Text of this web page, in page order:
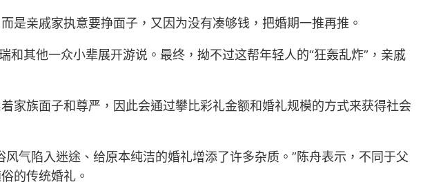
是亲戚家执意要挣面子，又因为没有凑够钱，把婚期一推再推。
其他一众小辈展开游说。最终，拗不过这帮年轻人的“狂轰乱炸”，亲戚
家族面子和尊严，因此会通过攀比彩礼金额和婚礼规模的方式来获得社会
气陷入迷途、给原本纯洁的婚礼增添了许多杂质。”陈舟表示，不同于父
的传统婚礼。